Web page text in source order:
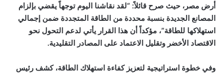
أرض مصر، حيث صرح قائلاً: “لقد نقاشنا اليوم توجهاً يقضي بإلزام
المصانع الجديدة بنسبة محددة من الطاقة المتجددة ضمن إجمالي
استهلاكها للطاقة”، مؤكداً أن هذا القرار يأتي لدعم التحول نحو
الاقتصاد الأخضر وتقليل الاعتماد على المصادر التقليدية.
وفي خطوة استراتيجية لتعزيز كفاءة استهلاك الطاقة، كشف رئيس